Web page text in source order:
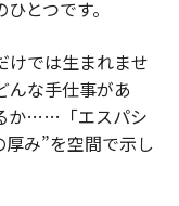
とつです。
けでは生まれませ
んな手仕事があ
か……「エスパシ
み”を空間で示し